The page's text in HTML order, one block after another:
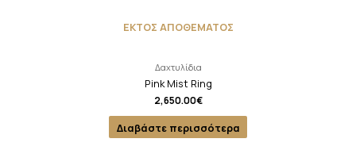
ΕΚΤΟΣ ΑΠΟΘΕΜΑΤΟΣ
Δαχτυλίδια
Pink Mist Ring
2,650.00€
Διαβάστε περισσότερα